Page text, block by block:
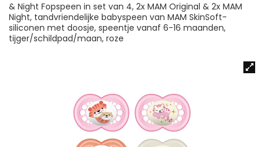
& Night Fopspeen in set van 4, 2x MAM Original & 2x MAM
Night, tandvriendelijke babyspeen van MAM SkinSoft-
siliconen met doosje, speentje vanaf 6-16 maanden,
tijger/schildpad/maan, roze